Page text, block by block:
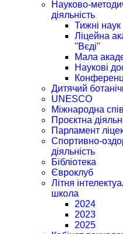
Науково-
діяльність
Тижні наук
Ліцейна
"Вєді"
Мала
Наукові
Дитячий
UNESCO
Міжнародна
Проєктна
Парламент
Спортивно-
діяльність
Бібліотека
Євроклуб
Літня
школа
2024
2023
2025